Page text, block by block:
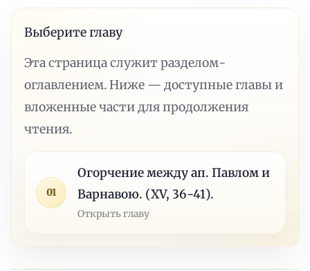
Выберите главу
Эта страница служит разделом-
оглавлением. Ниже — доступные главы и
вложенные части для продолжения
чтения.
01
Огорчение между ап. Павлом и
Варнавою. (XV, 36-41).
Открыть главу